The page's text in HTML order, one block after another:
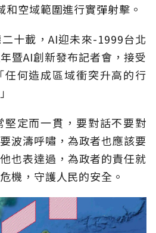
空域範圍進行實彈射擊。
十載，AI迎未來-1999台北
暨AI創新發布記者會，接受
何造成區域衝突升高的行
定而一貫，要對話不要對
波濤呼嘯，為政者也應該要
也表達過，為政者的責任就
機，守護人民的安全。